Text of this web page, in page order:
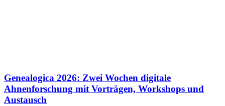
Genealogica 2026: Zwei Wochen digitale
Ahnenforschung mit Vorträgen, Workshops und
Austausch